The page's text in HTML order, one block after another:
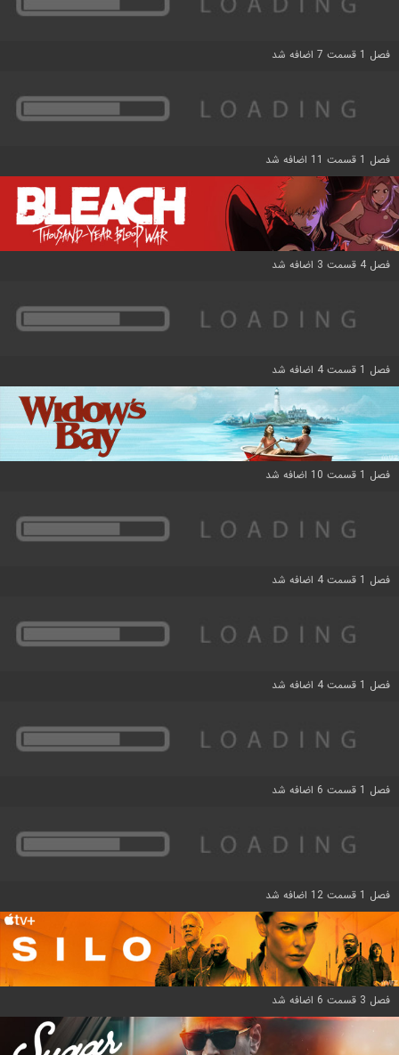
فصل 1 قسمت 7 اضافه شد
فصل 1 قسمت 11 اضافه شد
فصل 4 قسمت 3 اضافه شد
فصل 1 قسمت 4 اضافه شد
فصل 1 قسمت 10 اضافه شد
فصل 1 قسمت 4 اضافه شد
فصل 1 قسمت 4 اضافه شد
فصل 1 قسمت 6 اضافه شد
فصل 1 قسمت 12 اضافه شد
فصل 3 قسمت 6 اضافه شد